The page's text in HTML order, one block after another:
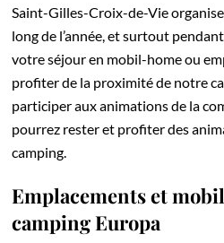
Saint-Gilles-Croix-de-Vie
long de l’année, et surtout
votre séjour en mobil-home ou
profiter de la proximité de notre
participer aux animations de la
pourrez rester et profiter des
camping.
Emplacements et
camping Europa